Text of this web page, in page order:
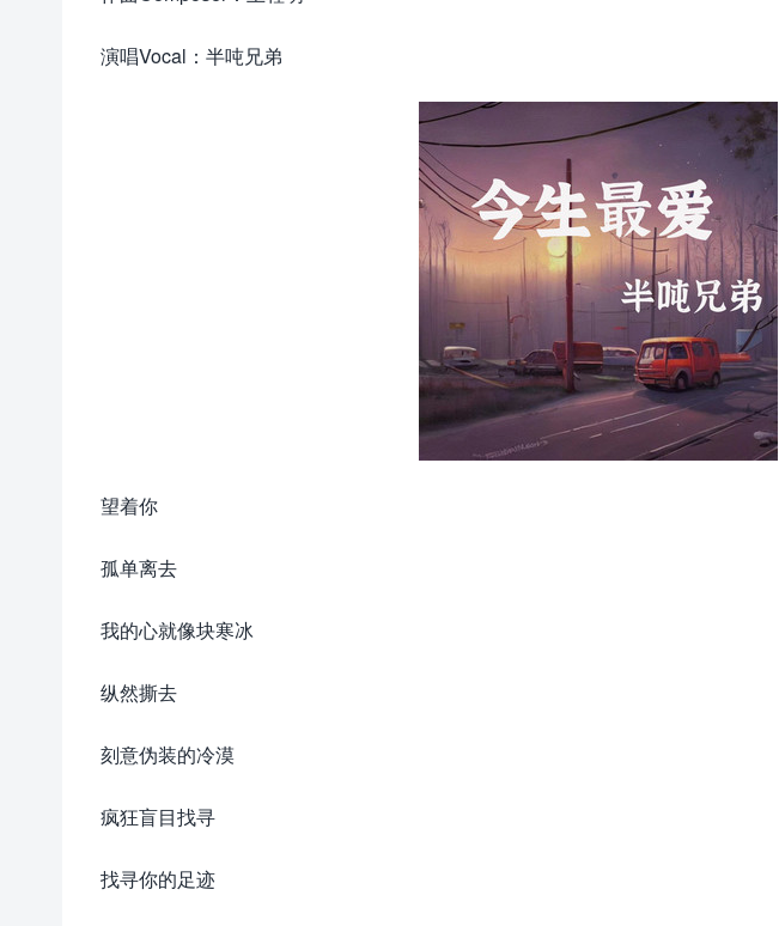
演唱Vocal：半吨兄弟
望着你
孤单离去
我的心就像块寒冰
纵然撕去
刻意伪装的冷漠
疯狂盲目找寻
找寻你的足迹